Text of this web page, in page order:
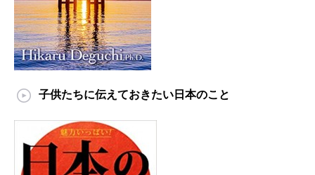
子供たちに伝えておきたい日本のこと